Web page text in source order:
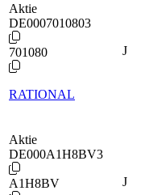
Aktie
DE0007010803
701080
RATIONAL
J
Aktie
DE000A1H8BV3
A1H8BV J